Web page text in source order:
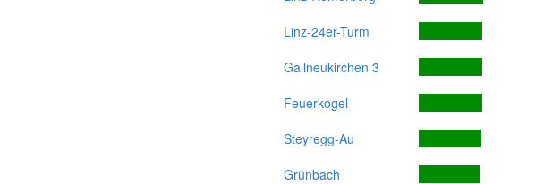
Linz-24er-Turm
Gallneukirchen 3
Feuerkogel
Steyregg-Au
Grünbach